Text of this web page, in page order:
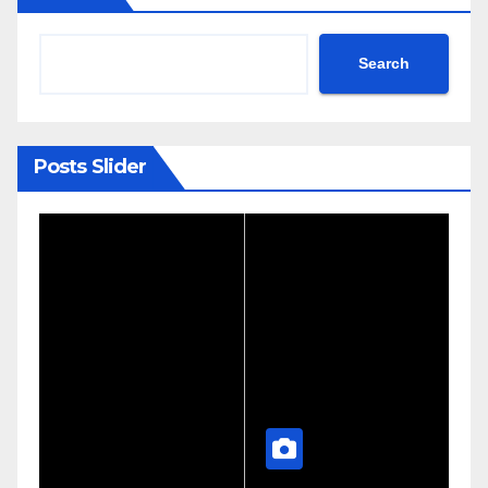
Search
Posts Slider